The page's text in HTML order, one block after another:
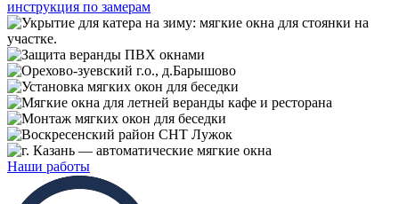
инструкция по замерам
Наши работы